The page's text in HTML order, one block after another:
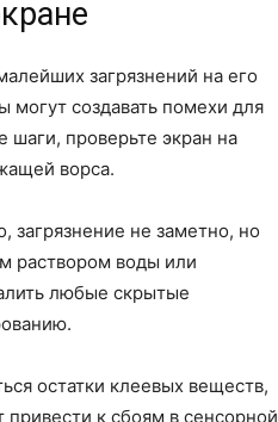
загрязнений на его
могут создавать помехи для
проверьте экран на
ворса.
загрязнение не заметно, но
раствором воды или
любые скрытые
остатки клеевых веществ,
к сбоям в сенсорной